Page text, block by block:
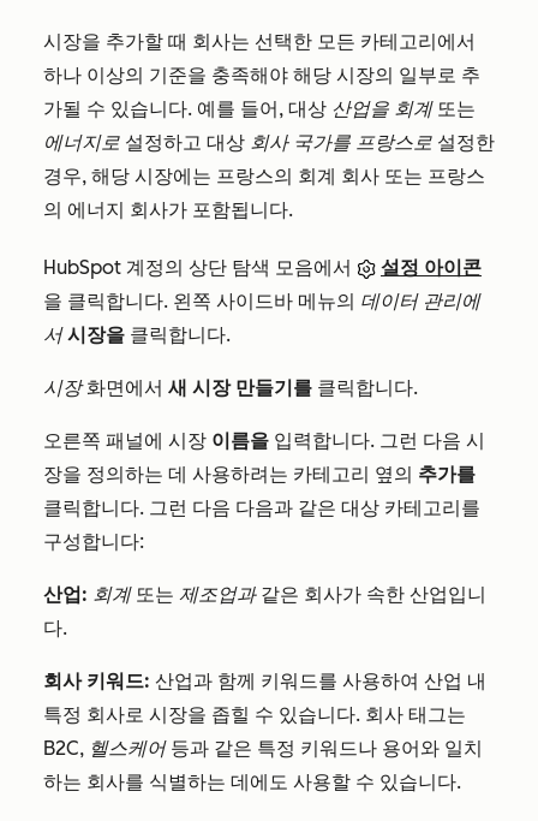
시장을 추가할 때 회사는 선택한 모든 카테고리에서
하나 이상의 기준을 충족해야 해당 시장의 일부로 추
가될 수 있습니다. 예를 들어, 대상 산업을 회계 또는
에너지로 설정하고 대상 회사 국가를 프랑스로 설정한
경우, 해당 시장에는 프랑스의 회계 회사 또는 프랑스
의 에너지 회사가 포함됩니다.
HubSpot 계정의 상단 탐색 모음에서
설정 아이콘
을 클릭합니다. 왼쪽 사이드바 메뉴의 데이터 관리에
서 시장을 클릭합니다.
시장화면에서 새 시장 만들기를 클릭합니다.
오른쪽 패널에 시장 이름을 입력합니다. 그런 다음 시
장을 정의하는 데 사용하려는 카테고리 옆의 추가를
클릭합니다. 그런 다음 다음과 같은 대상 카테고리를
구성합니다:
산업: 회계 또는 제조업과같은 회사가 속한 산업입니
다.
회사 키워드: 산업과 함께 키워드를 사용하여 산업 내
특정 회사로 시장을 좁힐 수 있습니다. 회사 태그는
B2C, 헬스케어등과 같은 특정 키워드나 용어와 일치
하는 회사를 식별하는 데에도 사용할 수 있습니다.